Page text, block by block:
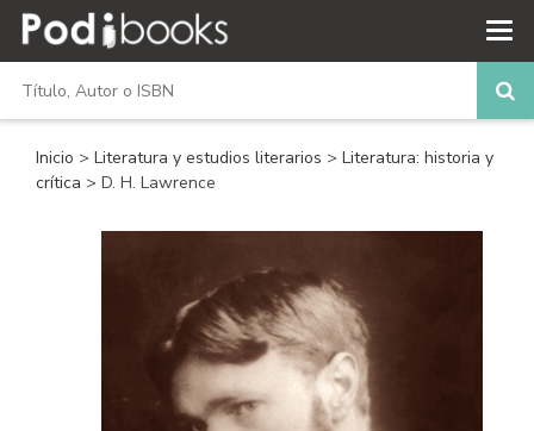
Inicio > Literatura y estudios literarios > Literatura: historia y
crítica > D. H. Lawrence